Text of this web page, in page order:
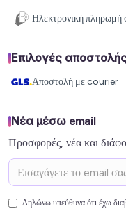
Ηλεκτρονική
Επιλογές
Αποστολή με courier
Νέα μέσω email
Προσφορές, νέα και
Δηλώνω υπεύθυνα ότι έχω